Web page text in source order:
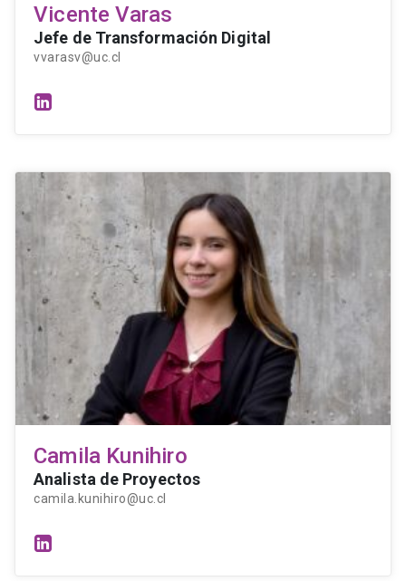
Vicente Varas
Jefe de Transformación Digital
vvarasv@uc.cl
Camila Kunihiro
Analista de Proyectos
camila.kunihiro@uc.cl